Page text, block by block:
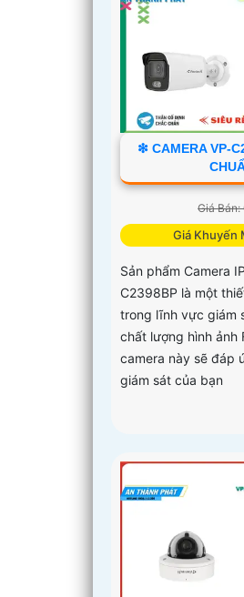
❇ CAMERA VP-
Giá
Giá Khuyến
Sản phẩm Camera
C2398BP là một
trong lĩnh vực giám
chất lượng hình ảnh
camera này sẽ đáp
giám sát của bạn